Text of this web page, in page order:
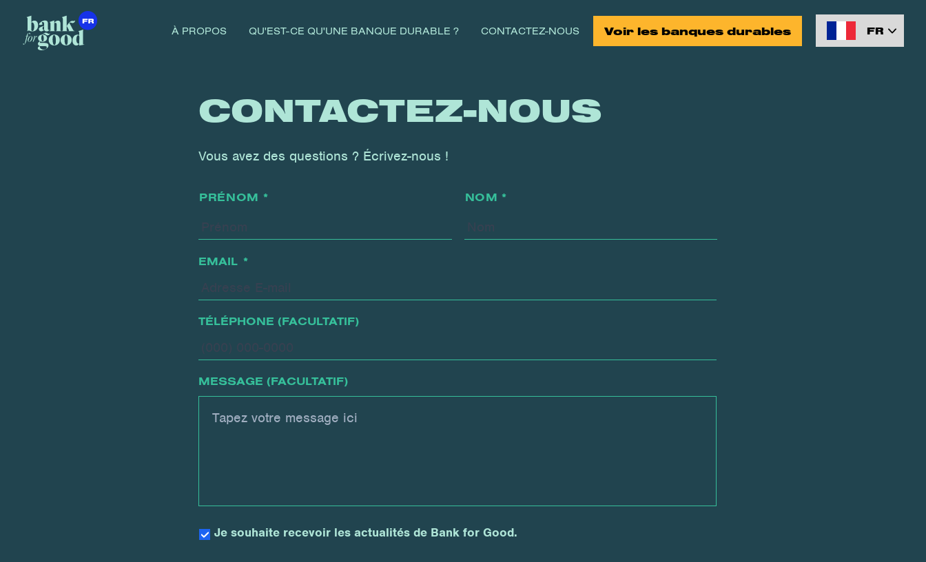
À PROPOS QU'EST-CE QU'UNE BANQUE DURABLE ? CONTACTEZ-NOUS Voir les banques durables FR
CONTACTEZ-NOUS
Vous avez des questions ? Écrivez-nous !
PRÉNOM * NOM *
EMAIL *
TÉLÉPHONE (FACULTATIF)
MESSAGE (FACULTATIF)
MAILING
LIST
Je souhaite recevoir les actualités de Bank for Good.